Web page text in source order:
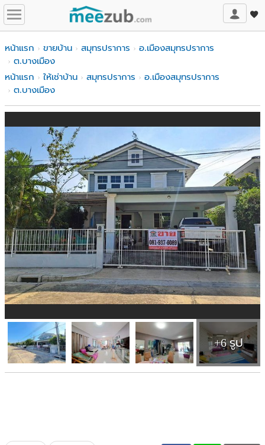
หน้าแรก ขายบ้าน สมุทรปราการ
อ.เมืองสมุทรปราการ
ต.บางเมือง
หน้าแรก
ให้เช่าบ้าน สมุทรปราการ
อ.เมืองสมุทรปราการ
ต.บางเมือง
+6 รูป